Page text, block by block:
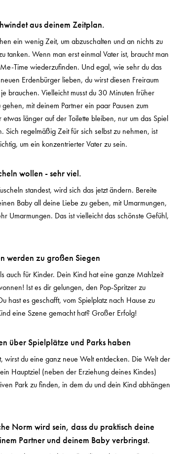
aus deinem Zeitplan.
ein wenig Zeit, um abzuschalten und an nichts zu
tanken. Wenn man erst einmal Vater ist, braucht man
Time wiederzufinden. Und egal, wie sehr du das
Erdenbürger lieben, du wirst diesen Freiraum
brauchen. Vielleicht musst du 30 Minuten früher
mit deinem Partner ein paar Pausen zum
länger auf der Toilette bleiben, nur um das Spiel
Sich regelmäßig Zeit für sich selbst zu nehmen, ist
um ein konzentrierter Vater zu sein.
wollen - sehr viel.
standest, wird sich das jetzt ändern. Bereite
Baby all deine Liebe zu geben, mit Umarmungen,
Umarmungen. Das ist vielleicht das schönste Gefühl,
werden zu großen Siegen
auch für Kinder. Dein Kind hat eine ganze Mahlzeit
Ist es dir gelungen, den Pop-Spritzer zu
hast es geschafft, vom Spielplatz nach Hause zu
eine Szene gemacht hat? Großer Erfolg!
über Spielplätze und Parks haben
wirst du eine ganz neue Welt entdecken. Die Welt der
Hauptziel (neben der Erziehung deines Kindes)
Park zu finden, in dem du und dein Kind abhängen
Norm wird sein, dass du praktisch deine
Partner und deinem Baby verbringst.